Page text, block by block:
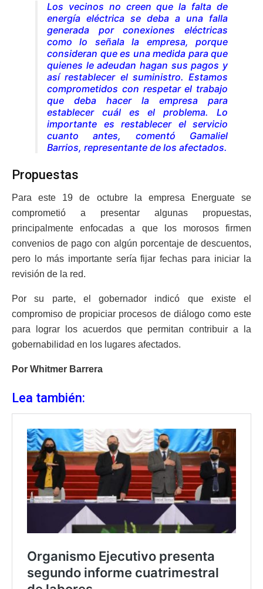
Los vecinos no creen que la falta de
energía eléctrica se deba a una falla
generada por conexiones eléctricas
como lo señala la empresa, porque
consideran que es una medida para que
quienes le adeudan hagan sus pagos y
así restablecer el suministro. Estamos
comprometidos con respetar el trabajo
que deba hacer la empresa para
establecer cuál es el problema. Lo
importante es restablecer el servicio
cuanto antes, comentó Gamaliel
Barrios, representante de los afectados.
Propuestas
Para este 19 de octubre la empresa Energuate se
comprometió a presentar algunas propuestas,
principalmente enfocadas a que los morosos firmen
convenios de pago con algún porcentaje de descuentos,
pero lo más importante sería fijar fechas para iniciar la
revisión de la red.
Por su parte, el gobernador indicó que existe el
compromiso de propiciar procesos de diálogo como este
para lograr los acuerdos que permitan contribuir a la
gobernabilidad en los lugares afectados.
Por Whitmer Barrera
Lea también: